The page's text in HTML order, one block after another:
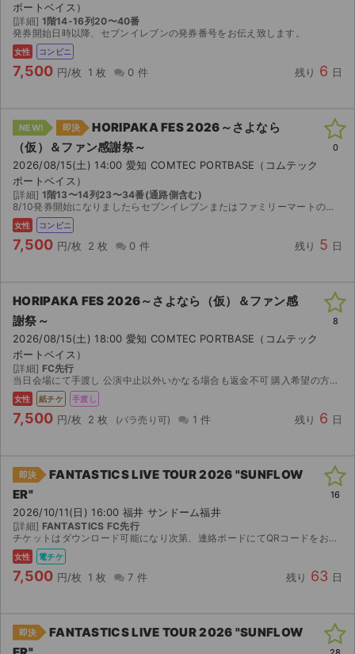
ボートベイス）
[詳細] 1階14-16列20〜40番
発券開始日時以降、セブンイレブンの発券番号をお伝え致します。
女性 コンビニ
7,500 円/枚 1 枚 0 件 残り 6 日
NEW! 即決
HORIPAKA FES 2026～さよなら
（仮）＆ファン感謝祭～
2026/08/15(土) 14:00 愛知 COMTEC PORTBASE（コムテック
ボートベイス）
[詳細] 1階13〜14列23〜34番(通路側含む)
8/10発券開始になりましたらセブンイレブンまたはファミリーマートの発券に必要な情報お送りいたします。 ご自身で発券していただくようにお願いいたします。
女性 コンビニ
7,500 円/枚 2 枚 0 件 残り 5 日
0
HORIPAKA FES 2026～さよなら（仮）＆ファン感
謝祭～
2026/08/15(土) 18:00 愛知 COMTEC PORTBASE（コムテック
ボートベイス）
[詳細] FC先行
当日会場にて手渡し 公演中止以外いかなる場合も返金不可 購入希望の方はコメントいただければ即決に変更させていただきます。
女性 紙チケ 手渡し
7,500 円/枚 2 枚 1 件 残り 6 日
8
即決
FANTASTICS LIVE TOUR 2026 "SUNFLOW
ER"
2026/10/11(日) 16:00 福井 サンドーム福井
[詳細] FANTASTICS FC先行
チケットはダウンロード可能になり次第、連絡ボードにてQRコードをお送りします。同行者のみ名義変更可能です。 ランダムエラー、体調不良等で入場できない場合、キャンセル、返金は致しかねますのでご了承...
女性 電チケ
7,500 円/枚 1 枚 7 件 残り 63 日
16
即決
FANTASTICS LIVE TOUR 2026 "SUNFLOW